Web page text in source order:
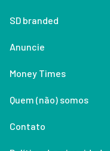
SD branded
Anuncie
Money Times
Quem (não) somos
Contato